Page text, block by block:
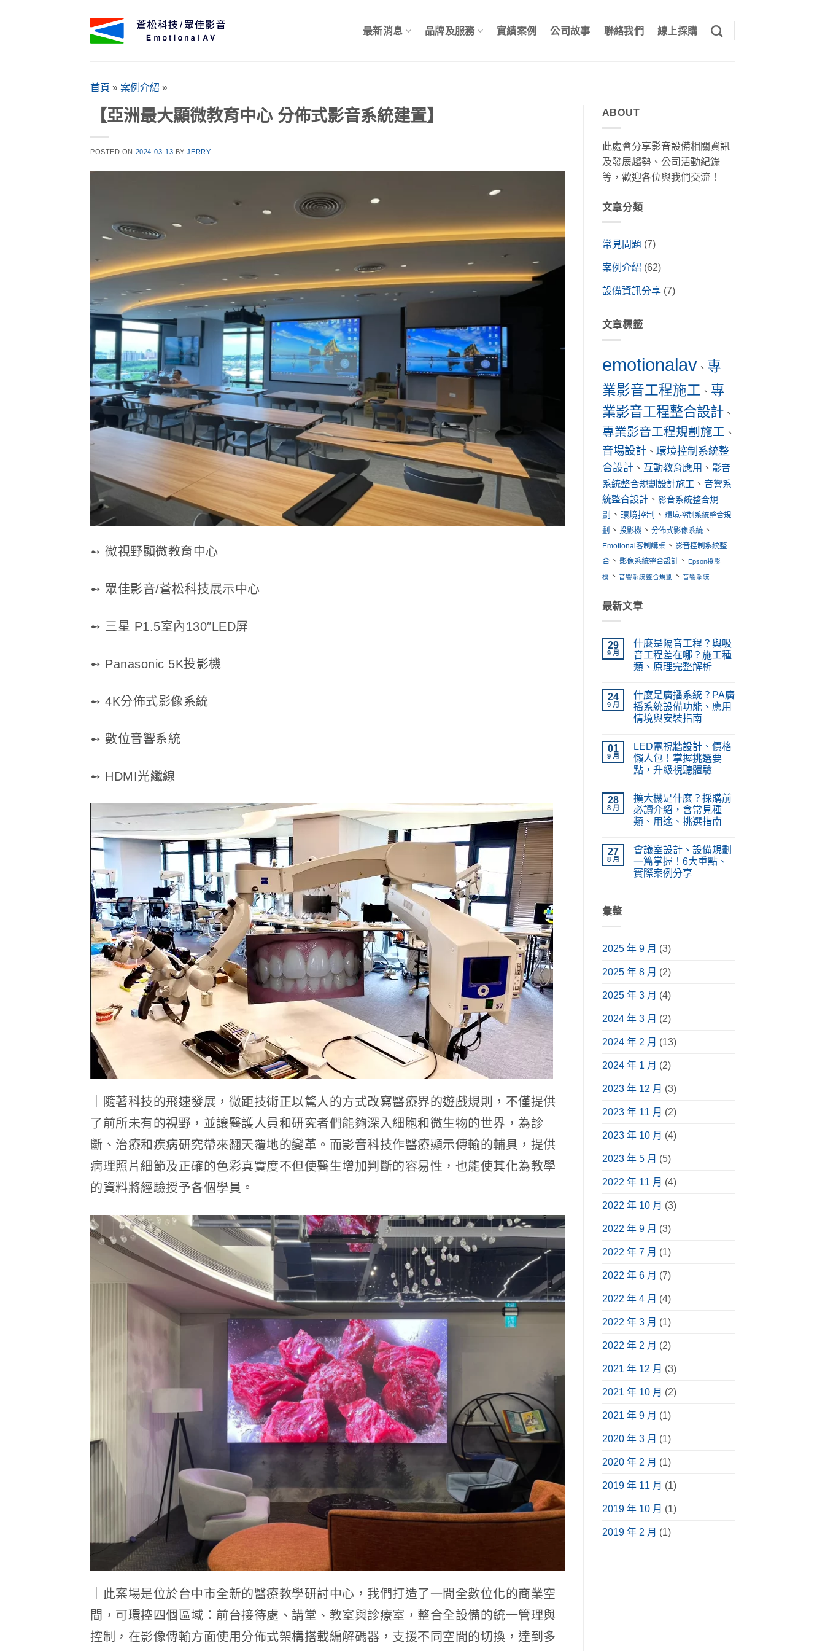
最新消息 品牌及服務 實績案例 公司故事 聯絡我們 線上採購
首頁 » 案例介紹 »
【亞洲最大顯微教育中心 分佈式影音系統建置】
POSTED ON 2024-03-13 BYJERRY
➻ 微視野顯微教育中心
➻ 眾佳影音/蒼松科技展示中心
➻ 三星 P1.5室內130″LED屏
➻ Panasonic 5K投影機
➻ 4K分佈式影像系統
➻ 數位音響系統
➻ HDMI光纖線
｜隨著科技的飛速發展，微距技術正以驚人的方式改寫醫療界的遊戲規則，不僅提供
了前所未有的視野，並讓醫護人員和研究者們能夠深入細胞和微生物的世界，為診
斷、治療和疾病研究帶來翻天覆地的變革。而影音科技作醫療顯示傳輸的輔具，提供
病理照片細節及正確的色彩真實度不但使醫生增加判斷的容易性，也能使其化為教學
的資料將經驗授予各個學員。
｜此案場是位於台中市全新的醫療教學研討中心，我們打造了一間全數位化的商業空
間，可環控四個區域：前台接待處、講堂、教室與診療室，整合全設備的統一管理與
控制，在影像傳輸方面使用分佈式架構搭載編解碼器，支援不同空間的切換，達到多
ABOUT
此處會分享影音設備相關資訊
及發展趨勢、公司活動紀錄
等，歡迎各位與我們交流！
文章分類
常見問題 (7)
案例介紹 (62)
設備資訊分享(7)
文章標籤
emotionalav 、 專
業影音工程施工 、 專
業影音工程整合設計、
專業影音工程規劃施工 、
音場設計、 環境控制系統整
合設計、 互動教育應用 、 影音
系統整合規劃設計施工 、 音響系
統整合設計、 影音系統整合規
劃 、 環境控制 、 環境控制系統整合規
劃、 投影機、 分佈式影像系統、
Emotional客制講桌、 影音控制系統整
合、 影像系統整合設計、 Epson投影
機 、 音響系統整合規劃 、 音響系統
最新文章
29
9 月
什麼是隔音工程？與吸
音工程差在哪？施工種
類、原理完整解析
麼
是
隔
音
與
吸
音
工
程
哪？
施
工
種
理
完
整
解
析〉
留
言
24
9 月
什麼是廣播系統？PA廣
播系統設備功能、應用
情境與安裝指南
是
廣
播
PA
廣
播
系
統
功
能、
用
言
01
9 月
LED電視牆設計、價格
懶人包！掌握挑選要
點，升級視聽體驗
電
視
牆
設
格
懶
人
包！
掌
聽
中
留
言
28
8 月
擴大機是什麼？採購前
必讀介紹，含常見種
類、用途、挑選指南
大
什
含
常
種
類、
途、
挑
指
南〉
留
27
8 月
會議室設計、設備規劃
一篇掌握！6大重點、
實際案例分享
規
篇
6
點、
際
案
分
享〉
彙整
2025 年 9 月 (3)
2025 年 8 月 (2)
2025 年 3 月 (4)
2024 年 3 月 (2)
2024 年 2 月 (13)
2024 年 1 月 (2)
2023 年 12 月 (3)
2023 年 11 月 (2)
2023 年 10 月 (4)
2023 年 5 月 (5)
2022 年 11 月 (4)
2022 年 10 月 (3)
2022 年 9 月 (3)
2022 年 7 月 (1)
2022 年 6 月 (7)
2022 年 4 月 (4)
2022 年 3 月 (1)
2022 年 2 月 (2)
2021 年 12 月 (3)
2021 年 10 月 (2)
2021 年 9 月 (1)
2020 年 3 月 (1)
2020 年 2 月 (1)
2019 年 11 月 (1)
2019 年 10 月 (1)
2019 年 2 月 (1)